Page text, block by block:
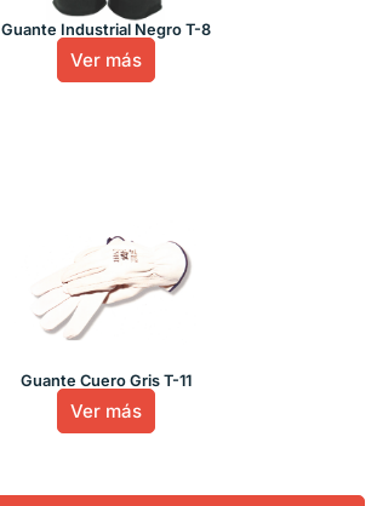
Guante Industrial Negro T-8
Ver más
Guante Cuero Gris T-11
Ver más